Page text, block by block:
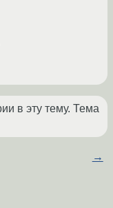
в эту тему. Тема
→